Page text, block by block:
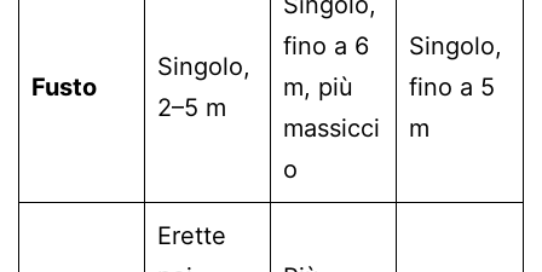
Fusto
Singolo,
2–5 m
fino a 6
m, più
massicci
o
Singolo,
fino a 5
m
Erette